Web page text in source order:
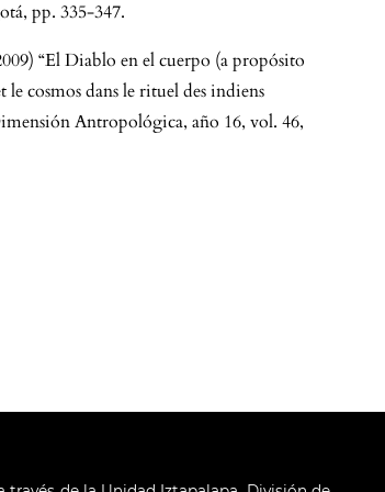
pp. 335-347.
“El Diablo en el cuerpo (a propósito
cosmos dans le rituel des indiens
Antropológica, año 16, vol. 46,